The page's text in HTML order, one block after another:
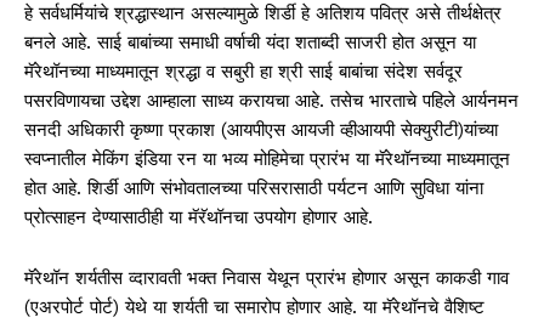
हे सर्वधर्मियांचे श्रद्धास्थान असल्यामुळे शिर्डी हे अतिशय पवित्र असे तीर्थक्षेत्र
बनले आहे. साई बाबांच्या समाधी वर्षाची यंदा शताब्दी साजरी होत असून या
मॅरेथॉनच्या माध्यमातून श्रद्धा व सबुरी हा श्री साई बाबांचा संदेश सर्वदूर
पसरविणायचा उद्देश आम्हाला साध्य करायचा आहे. तसेच भारताचे पहिले आर्यनमन
सनदी अधिकारी कृष्णा प्रकाश (आयपीएस आयजी व्हीआयपी सेक्युरीटी)यांच्या
स्वप्नातील मेकिंग इंडिया रन या भव्य मोहिमेचा प्रारंभ या मॅरेथॉनच्या माध्यमातून
होत आहे. शिर्डी आणि संभोवतालच्या परिसरासाठी पर्यटन आणि सुविधा यांना
प्रोत्साहन देण्यासाठीही या मॅरॅथॉनचा उपयोग होणार आहे.
मॅरेथॉन शर्यतीस व्दारावती भक्त निवास येथून प्रारंभ होणार असून काकडी गाव
(एअरपोर्ट पोर्ट) येथे या शर्यती चा समारोप होणार आहे. या मॅरेथॉनचे वैशिष्ट